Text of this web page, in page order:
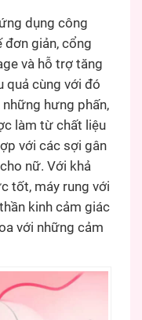
dụng công
đơn giản, cổng
và hỗ trợ tăng
quả cùng với đó
những hưng phấn,
làm từ chất liệu
với các sợi gân
nữ. Với khả
tốt, máy rung với
kinh cảm giác
với những cảm